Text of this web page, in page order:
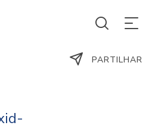
PARTILHAR